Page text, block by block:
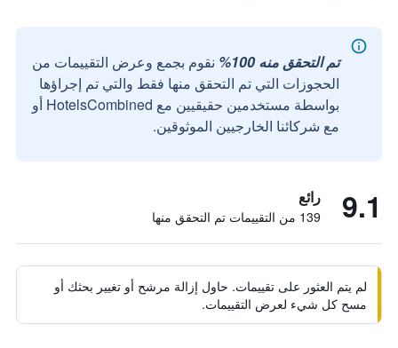
تم التحقق منه 100%
نقوم بجمع وعرض التقييمات من
الحجوزات التي تم التحقق منها فقط والتي تم إجراؤها
بواسطة مستخدمين حقيقيين مع HotelsCombined أو
مع شركائنا الخارجيين الموثوقين.
9.1 رائع
139 من التقييمات تم التحقق منها
لم يتم العثور على تقييمات. حاول إزالة مرشح أو تغيير بحثك أو
مسح كل شيء لعرض التقييمات.